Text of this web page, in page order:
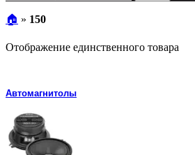
🏠︎ » 150
Отображение единственного товара
Автомагнитолы